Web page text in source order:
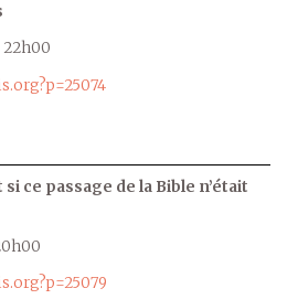
22h00
si ce passage de la Bible n’était